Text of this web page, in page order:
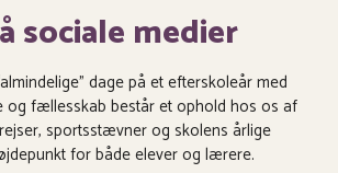
sociale medier
dage på et efterskoleår med
og fællesskab består et ophold hos os af
sportsstævner og skolens årlige
for både elever og lærere.